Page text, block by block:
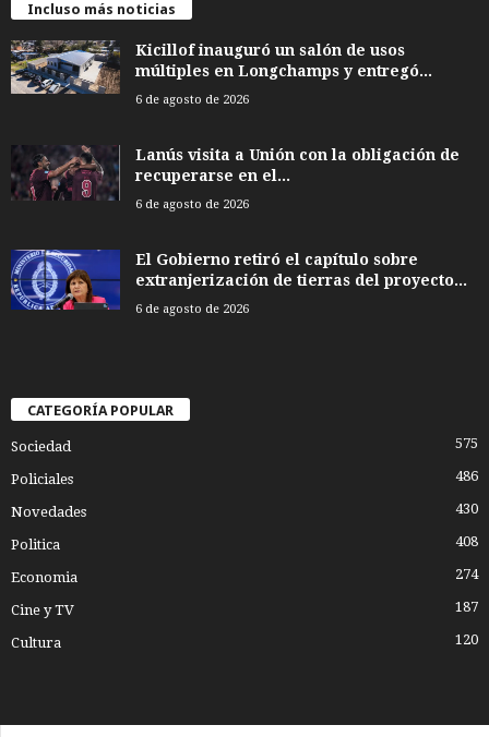
Incluso más noticias
Kicillof inauguró un salón de usos
múltiples en Longchamps y entregó...
6 de agosto de 2026
Lanús visita a Unión con la obligación de
recuperarse en el...
6 de agosto de 2026
El Gobierno retiró el capítulo sobre
extranjerización de tierras del proyecto...
6 de agosto de 2026
CATEGORÍA POPULAR
Sociedad 575
Policiales 486
Novedades 430
Politica 408
Economia 274
Cine y TV 187
Cultura 120